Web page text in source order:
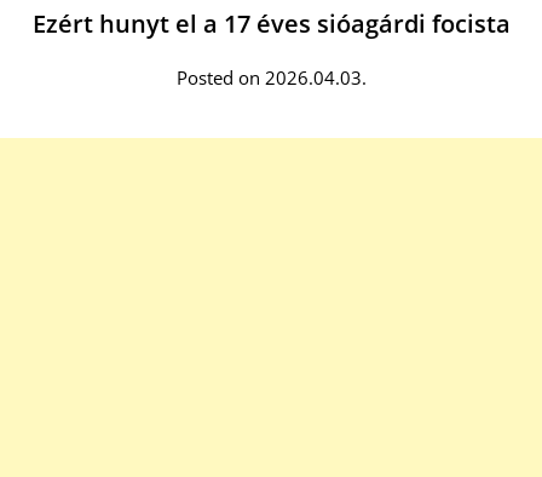
Ezért hunyt el a 17 éves sióagárdi focista
Posted on 2026.04.03.